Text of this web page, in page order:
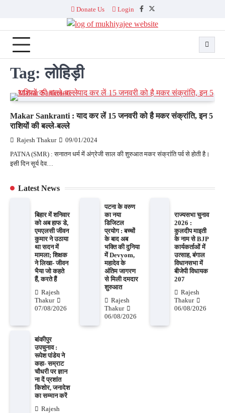
content
Donate Us Login
Facebook
Twitter
Tag:लोहिड़ी
Makar Sankranti : याद कर लें 15 जनवरी को है मकर संक्रांति, इन 5
राशियों की बल्ले-बल्ले
Rajesh Thakur 09/01/2024
PATNA (SMR) : सनातन धर्म में अंग्रेजी साल की शुरुआत मकर संक्रांति पर्व से होती है।
इसी दिन सूर्य देव…
Latest News
बिहार में शनिवार
को अब हाफ डे,
एमएलसी जीवन
कुमार ने उठाया
था सदन में
मामला; शिक्षक
ने लिखा- जीवन
भैया जो कहते
हैं, करते हैं
Rajesh
Thakur
07/08/2026
पटना के वरुण
का नया
डिजिटल
प्रयोग : बच्चों
के बाद अब
भक्ति की दुनिया
में Devyom,
महादेव के
अंतिम जागरण
से मिली दमदार
शुरुआत
Rajesh
Thakur
06/08/2026
राज्यसभा चुनाव
2026 :
कुलदीप माइती
के नाम से BJP
कार्यकर्ताओं में
उत्साह, बंगाल
विधानसभा में
बीजेपी विधायक
207
Rajesh
Thakur
06/08/2026
बांकीपुर
उपचुनाव :
रूपेश पांडेय ने
कहा- सम्राट
चौधरी पर ज्ञान
ना दें प्रशांत
किशोर, जनादेश
का सम्मान करें
Rajesh